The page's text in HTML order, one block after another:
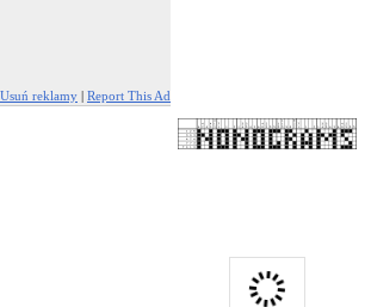
Usuń reklamy | Report This Ad